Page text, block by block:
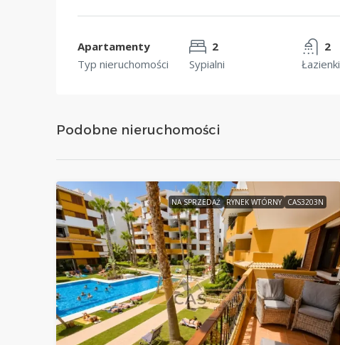
Apartamenty
Typ nieruchomości
2
Sypialni
2
Łazienki
Podobne nieruchomości
NA SPRZEDAŻ RYNEK WTÓRNY CAS3203N